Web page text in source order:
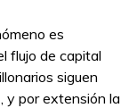
es
flujo de capital
siguen
y por extensión la